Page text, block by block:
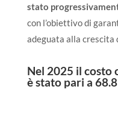
stato
con l’obiettivo di
adeguata alla crescita
Nel 2025 il costo
è stato pari a